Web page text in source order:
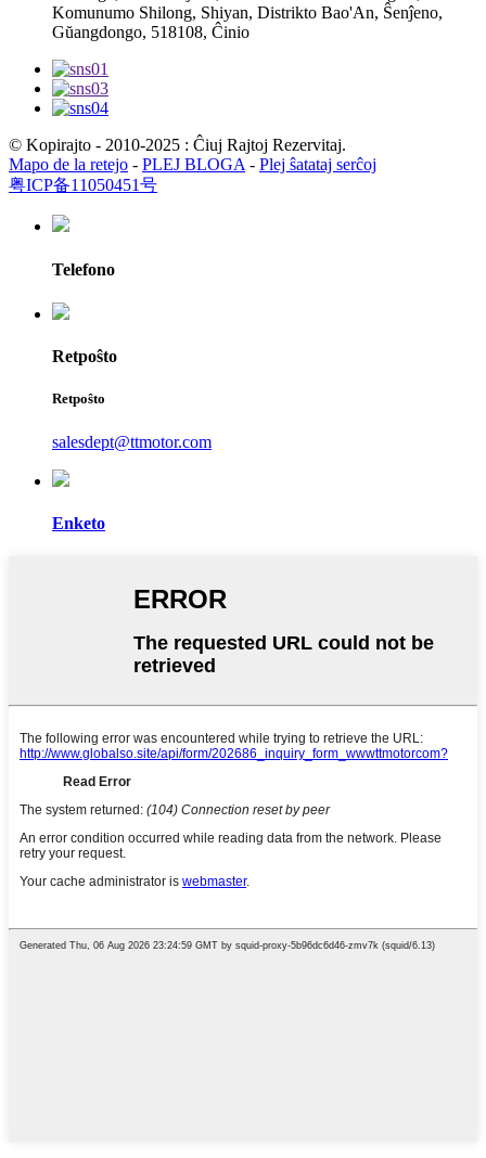
Komunumo Shilong, Shiyan, Distrikto Bao'An, Ŝenĵeno,
Gŭangdongo, 518108, Ĉinio
© Kopirajto - 2010-2025 : Ĉiuj Rajtoj Rezervitaj.
Mapo de la retejo - PLEJ BLOGA - Plej ŝatataj serĉoj
粤ICP备11050451号
Telefono
Retpoŝto
Retpoŝto
salesdept@ttmotor.com
Enketo